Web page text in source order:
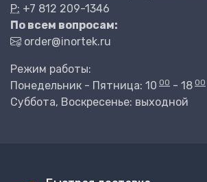
P: +7 812 209-1346
По всем вопросам:
order@inortek.ru
Режим работы:
Понедельник - Пятница: 10 00 - 18 00
Суббота, Воскресенье: выходной